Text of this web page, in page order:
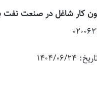
کار شاغل در صنعت